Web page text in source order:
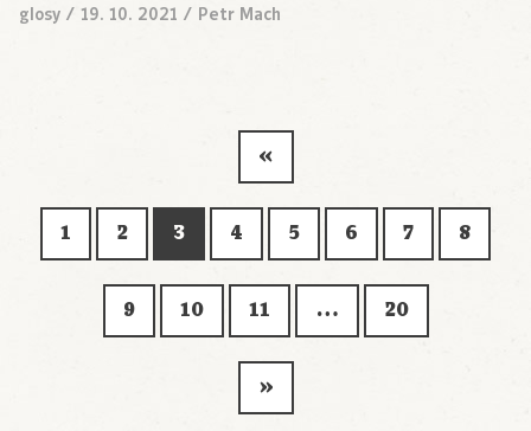
glosy / 19. 10. 2021 / Petr Mach
«
1 2 3 4 5 6 7 8
9 10 11 … 20
»